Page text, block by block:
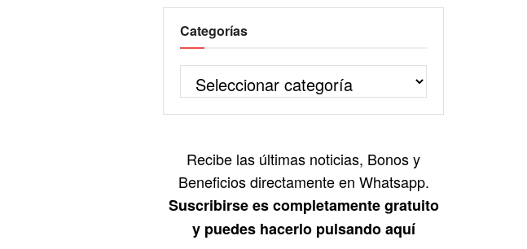
Categorías
Recibe las últimas noticias, Bonos y
Beneficios directamente en Whatsapp.
Suscribirse es completamente gratuito
y puedes hacerlo pulsando aquí